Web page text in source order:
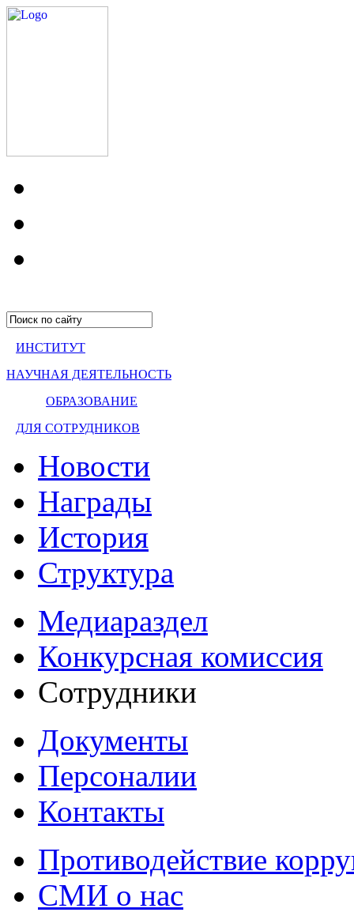
ИНСТИТУТ
НАУЧНАЯ ДЕЯТЕЛЬНОСТЬ
ОБРАЗОВАНИЕ
ДЛЯ СОТРУДНИКОВ
Новости
Награды
История
Структура
Медиараздел
Конкурсная комиссия
Сотрудники
Документы
Персоналии
Контакты
Противодействие
СМИ о нас